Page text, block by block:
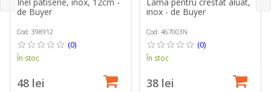
de Buyer
Cod: 398912
(0)
În stoc
48 lei
inox - de Buyer
Cod: 467003N
(0)
În stoc
38 lei